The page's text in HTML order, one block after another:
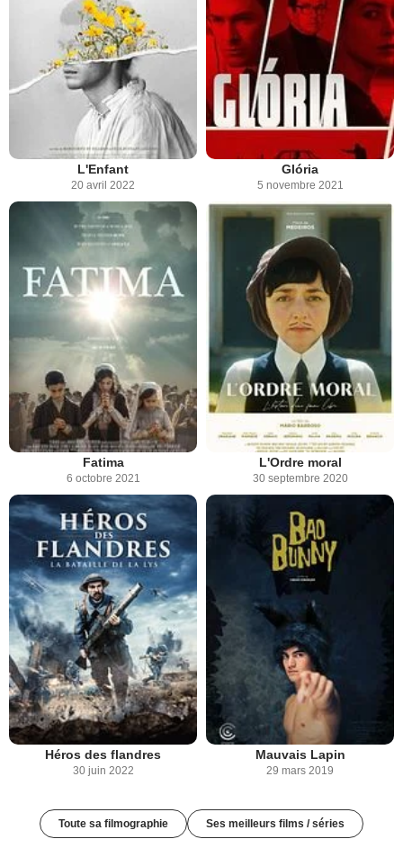
L'Enfant
20 avril 2022
Glória
5 novembre 2021
Fatima
6 octobre 2021
L'Ordre moral
30 septembre 2020
Héros des flandres
30 juin 2022
Mauvais Lapin
29 mars 2019
Toute sa filmographie Ses meilleurs films / séries